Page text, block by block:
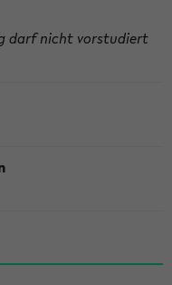
darf nicht vorstudiert